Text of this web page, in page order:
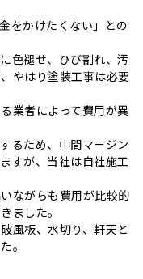
をかけたくない」との
色褪せ、ひび割れ、汚
やはり塗装工事は必要
業者によって費用が異
るため、中間マージン
すが、当社は自社施工
ながらも費用が比較的
ました。
風板、水切り、軒天と
。